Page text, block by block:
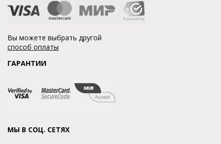
Вы можете выбрать другой
способ оплаты
ГАРАНТИИ
МЫ В СОЦ. СЕТЯХ